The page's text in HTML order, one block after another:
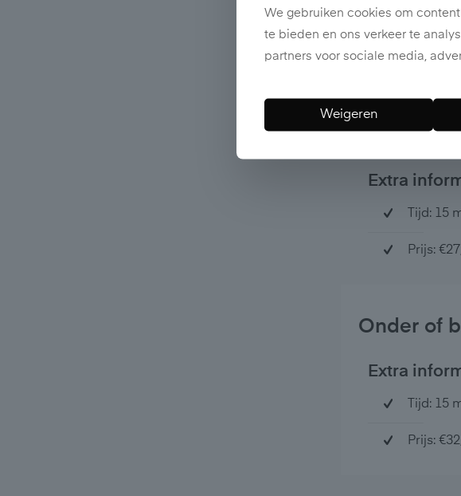
Prijs: €20
Armen:
Extra
Tijd: 15
Prijs:
Onder of
Extra
Tijd: 15
Prijs:
We gebruiken cookies om
te bieden en ons verkeer te
partners voor sociale media,
Weigeren